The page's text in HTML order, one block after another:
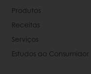
Produtos
Receitas
Serviços
Estudos ao Consumidor